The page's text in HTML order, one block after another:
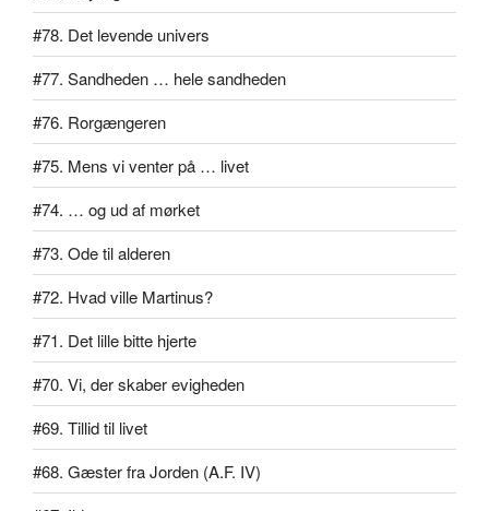
#78. Det levende univers
#77. Sandheden … hele sandheden
#76. Rorgængeren
#75. Mens vi venter på … livet
#74. … og ud af mørket
#73. Ode til alderen
#72. Hvad ville Martinus?
#71. Det lille bitte hjerte
#70. Vi, der skaber evigheden
#69. Tillid til livet
#68. Gæster fra Jorden (A.F. IV)